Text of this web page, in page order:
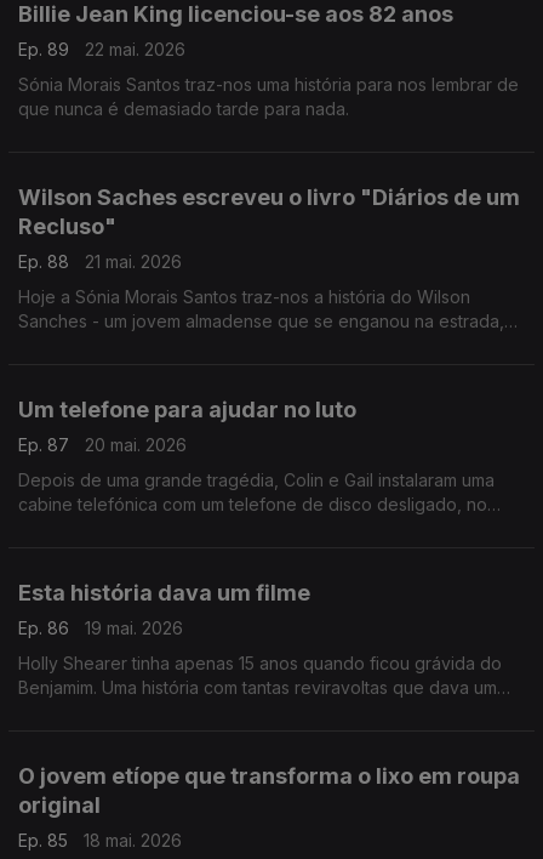
Billie Jean King licenciou-se aos 82 anos
Ep. 89
22 mai. 2026
Sónia Morais Santos traz-nos uma história para nos lembrar de
que nunca é demasiado tarde para nada.
Wilson Saches escreveu o livro "Diários de um
Recluso"
Ep. 88
21 mai. 2026
Hoje a Sónia Morais Santos traz-nos a história do Wilson
Sanches - um jovem almadense que se enganou na estrada,
Um telefone para ajudar no luto
Ep. 87
20 mai. 2026
Depois de uma grande tragédia, Colin e Gail instalaram uma
cabine telefónica com um telefone de disco desligado, no
Esta história dava um filme
Ep. 86
19 mai. 2026
Holly Shearer tinha apenas 15 anos quando ficou grávida do
Benjamim. Uma história com tantas reviravoltas que dava um
O jovem etíope que transforma o lixo em roupa
original
Ep. 85
18 mai. 2026